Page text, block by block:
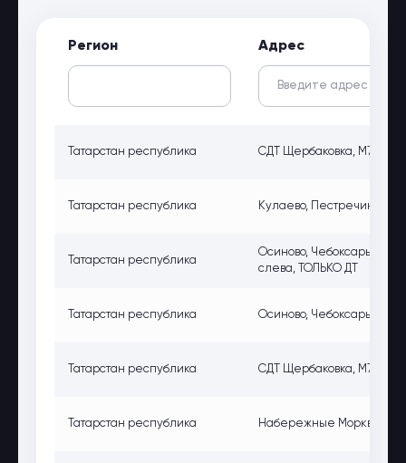
Регион Адрес
Татарстан республика СДТ Щербаковка, М7, 808
Татарстан республика Кулаево,
Татарстан республика
Осиново, Чебоксары –
слева, ТОЛЬКО ДТ
Татарстан республика Осиново, Чебоксары –
Татарстан республика СДТ Щербаковка, М7, 808
Татарстан республика Набережные Моркваши,